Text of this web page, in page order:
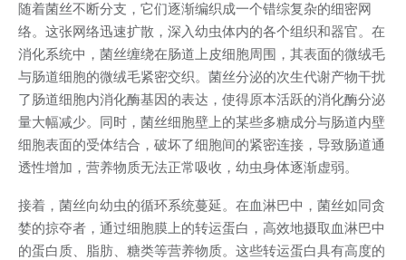
随着菌丝不断分支，它们逐渐编织成一个错综复杂的细密网
络。这张网络迅速扩散，深入幼虫体内的各个组织和器官。在
消化系统中，菌丝缠绕在肠道上皮细胞周围，其表面的微绒毛
与肠道细胞的微绒毛紧密交织。菌丝分泌的次生代谢产物干扰
了肠道细胞内消化酶基因的表达，使得原本活跃的消化酶分泌
量大幅减少。同时，菌丝细胞壁上的某些多糖成分与肠道内壁
细胞表面的受体结合，破坏了细胞间的紧密连接，导致肠道通
透性增加，营养物质无法正常吸收，幼虫身体逐渐虚弱。
接着，菌丝向幼虫的循环系统蔓延。在血淋巴中，菌丝如同贪
婪的掠夺者，通过细胞膜上的转运蛋白，高效地摄取血淋巴中
的蛋白质、脂肪、糖类等营养物质。这些转运蛋白具有高度的